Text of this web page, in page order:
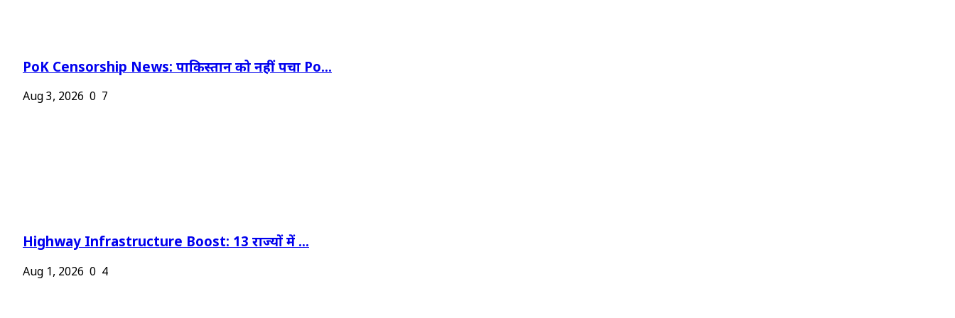
PoK Censorship News: पाकिस्तान को नहीं पचा Po...
Aug 3, 2026 0 7
Highway Infrastructure Boost: 13 राज्यों में ...
Aug 1, 2026 0 4